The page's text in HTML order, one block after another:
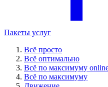
Пакеты услуг
Всё просто
Всё оптимально
Всё по максимуму
Всё по максимуму